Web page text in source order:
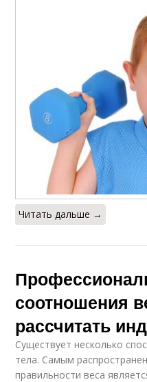
Читать дальше →
соотношения
рассчитать
Существует несколько
тела. Самым
правильности веса